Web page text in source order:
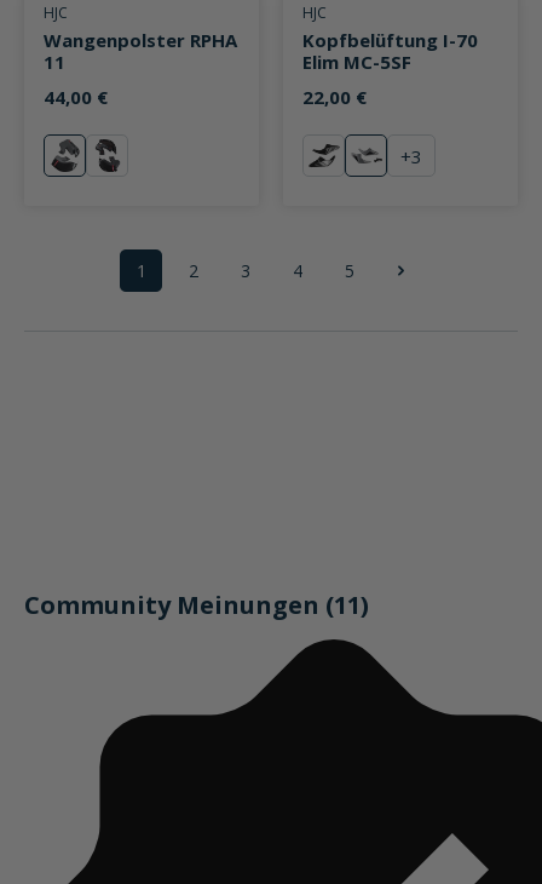
Durchschnittliche Bewertung von 0 von 5 Sternen
HJC
Wangenpolster RPHA
11
44,00 €
neutralschwarz
Durchschnittliche Bewertung
HJC
Kopfbelüftung I-70
Elim MC-5SF
22,00 €
schwarzSilber Dekor
+3
Seite
1 Seite
2 Seite
3 Seite
4 Seite
5
Community Meinungen (11)